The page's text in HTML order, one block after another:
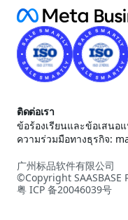
ติดต่อเรา
ข้อร้องเรียนและข้อเสนอ
ความร่วมมือทางธุรกิจ:
广州标品软件有限公司
©Copyright SAASBASE
粤 ICP 备20046039号